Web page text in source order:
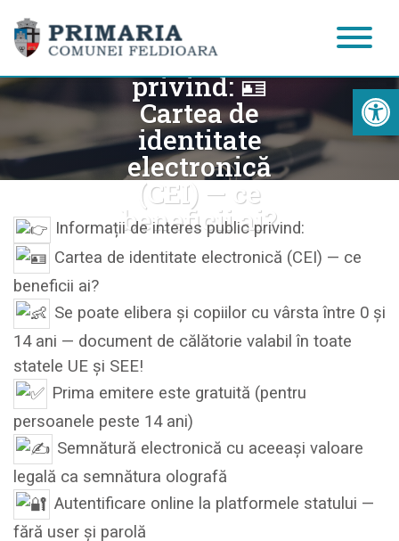
Informații de
interes public
privind: 🪪
Cartea de
identitate
electronică
(CEI) — ce
beneficii ai?
Informații de interes public privind:
Cartea de identitate electronică (CEI) — ce
beneficii ai?
Se poate elibera și copiilor cu vârsta între 0 și
14 ani — document de călătorie valabil în toate
statele UE și SEE!
Prima emitere este gratuită (pentru
persoanele peste 14 ani)
Semnătură electronică cu aceeași valoare
legală ca semnătura olografă
Autentificare online la platformele statului —
fără user și parolă